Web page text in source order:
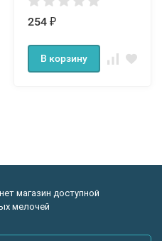
зарядка ток зу 500mA
254 ₽
В корзину
магазин доступной
мелочей